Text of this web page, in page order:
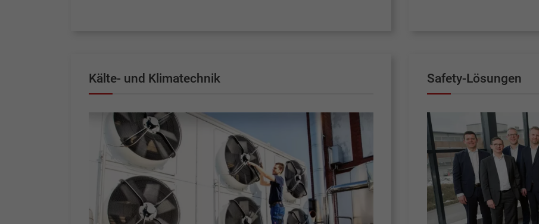
Kälte- und Klimatechnik Safety-Lösungen